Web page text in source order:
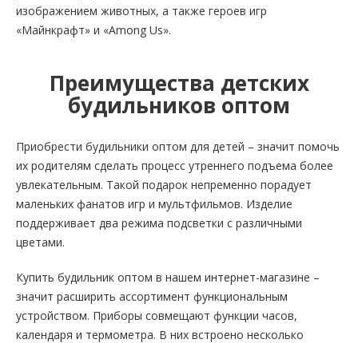
изображением животных, а также героев игр
«Майнкрафт» и «Among Us».
Преимущества детских
будильников оптом
Приобрести будильники оптом для детей – значит помочь
их родителям сделать процесс утреннего подъема более
увлекательным. Такой подарок непременно порадует
маленьких фанатов игр и мультфильмов. Изделие
поддерживает два режима подсветки с различными
цветами.
Купить будильник оптом в нашем интернет-магазине –
значит расширить ассортимент функциональным
устройством. Приборы совмещают функции часов,
календаря и термометра. В них встроено несколько